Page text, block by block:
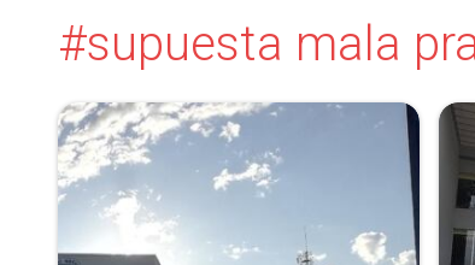
#supuesta mala